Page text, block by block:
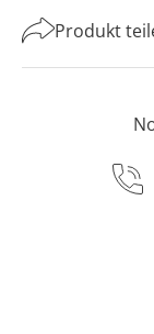
Produkt